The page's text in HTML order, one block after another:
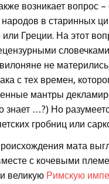
возникает вопрос
в старинных
Греции. На этот
не
с тех времен,
мантры
знает …?) Но
гробниц или
мата
с кочевыми
великую Римскую